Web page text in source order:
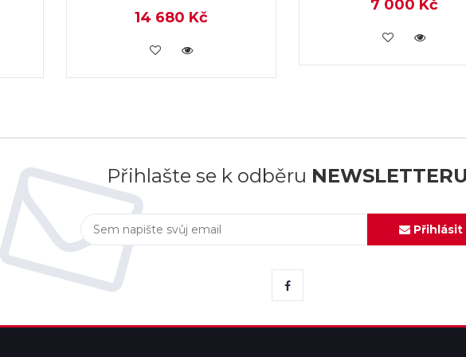
14 680 Kč
KOUPIT
7 000 Kč
KOUPIT
Přihlašte se k odběru NEWSLETTERU
Přihlásit